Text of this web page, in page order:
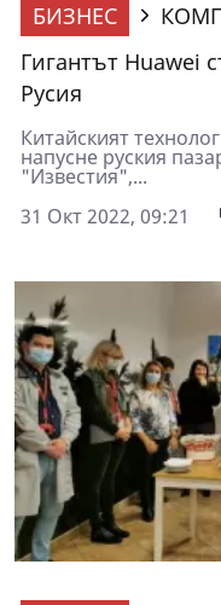
БИЗНЕС
Гигантът Huawei
Русия
Китайският
напусне руския
"Известия",...
31 Окт 2022, 09:21